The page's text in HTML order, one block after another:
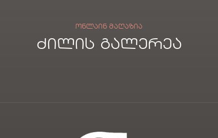
ძილის გალერეა
ᲝᲜᲚᲐᲘᲜ ᲛᲐᲦᲐᲖᲘᲐ